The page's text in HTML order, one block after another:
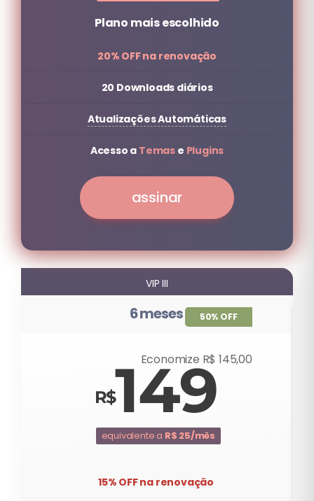
Plano mais escolhido
20% OFF na renovação
20 Downloads diários
Atualizações Automáticas
Acesso a Temas e Plugins
assinar
VIP III
6 meses
149
Economize R$ 145,00
50% OFF
equivalente a R$ 25/mês
15% OFF na renovação